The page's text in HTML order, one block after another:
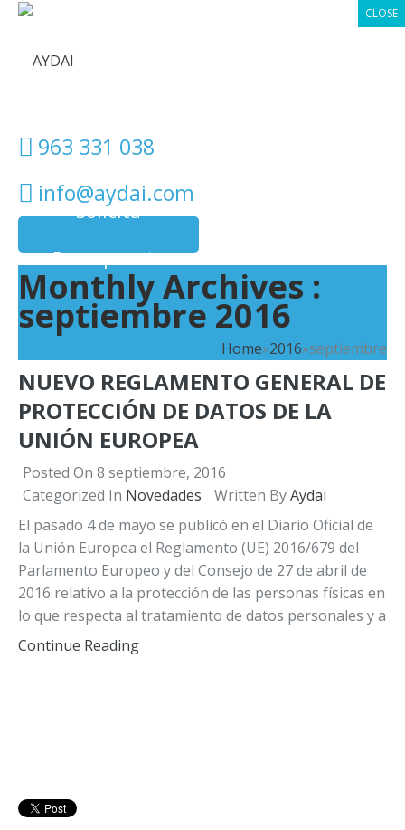
963 331 038
info@aydai.com
Solicita
Presupuesto
Monthly Archives :
septiembre 2016
Home»2016»septiembre
NUEVO REGLAMENTO GENERAL DE
PROTECCIÓN DE DATOS DE LA
UNIÓN EUROPEA
Posted On 8 septiembre, 2016
Categorized In Novedades Written ByAydai
El pasado 4 de mayo se publicó en el Diario Oficial de
la Unión Europea el Reglamento (UE) 2016/679 del
Parlamento Europeo y del Consejo de 27 de abril de
2016 relativo a la protección de las personas físicas en
lo que respecta al tratamiento de datos personales y a
Continue Reading
CLOSE